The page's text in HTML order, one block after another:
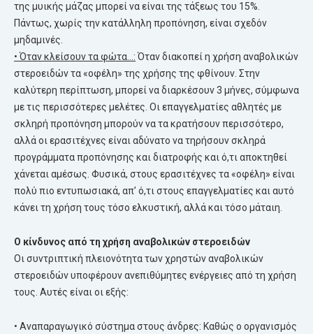
της μυικής μάζας μπορεί να είναι της τάξεως του 15%.
Πάντως, χωρίς την κατάλληλη προπόνηση, είναι σχεδόν
μηδαμινές.
• Όταν κλείσουν τα φώτα…: Όταν διακοπεί η χρήση αναβολικών
στεροειδών τα «οφέλη» της χρήσης της φθίνουν. Στην
καλύτερη περίπτωση, μπορεί να διαρκέσουν 3 μήνες, σύμφωνα
με τις περισσότερες μελέτες. Οι επαγγελματίες αθλητές με
σκληρή προπόνηση μπορούν να τα κρατήσουν περισσότερο,
αλλά οι ερασιτέχνες είναι αδύνατο να τηρήσουν σκληρά
προγράμματα προπόνησης και διατροφής και ό,τι αποκτηθεί
χάνεται αμέσως. Φυσικά, στους ερασιτέχνες τα «οφέλη» είναι
πολύ πιο εντυπωσιακά, απ’ ό,τι στους επαγγελματίες και αυτό
κάνει τη χρήση τους τόσο ελκυστική, αλλά και τόσο μάταιη.
Ο κίνδυνος από τη χρήση αναβολικών στεροειδών
Οι συντριπτική πλειονότητα των χρηστών αναβολικών
στεροειδών υποφέρουν ανεπιθύμητες ενέργειες από τη χρήση
τους. Αυτές είναι οι εξής:
• Αναπαραγωγικό σύστημα στους άνδρες: Καθώς ο οργανισμός